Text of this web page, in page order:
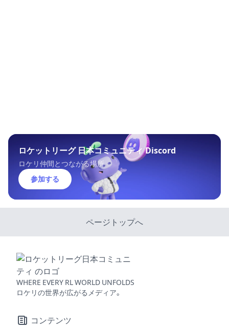
ロケットリーグ 日本コミュニティ Discord
ロケリ仲間とつながる場所
参加する
ページトップへ
WHERE EVERY RL WORLD UNFOLDS
ロケリの世界が広がるメディア。
コンテンツ